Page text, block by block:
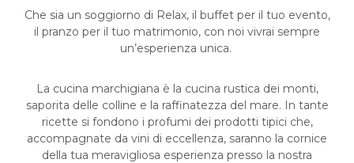
Che sia un soggiorno di Relax, il buffet per il tuo evento,
il pranzo per il tuo matrimonio, con noi vivrai sempre
un’esperienza unica.
La cucina marchigiana è la cucina rustica dei monti,
saporita delle colline e la raffinatezza del mare. In tante
ricette si fondono i profumi dei prodotti tipici che,
accompagnate da vini di eccellenza, saranno la cornice
della tua meravigliosa esperienza presso la nostra